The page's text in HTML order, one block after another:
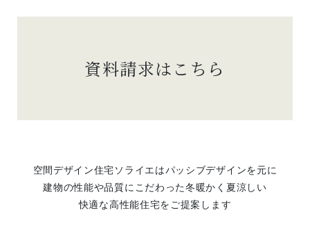
資料請求はこちら
空間デザイン住宅ソライエはパッシブデザインを元に
建物の性能や品質にこだわった冬暖かく夏涼しい
快適な高性能住宅をご提案します